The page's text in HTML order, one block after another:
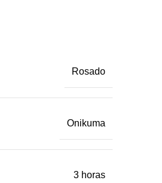
Rosado
Onikuma
3 horas